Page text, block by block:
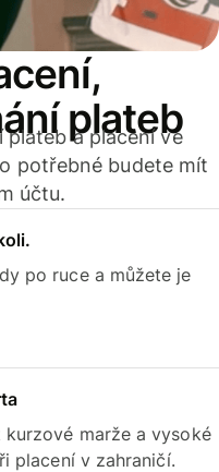
plateb
plateb a placení ve
potřebné budete mít
účtu.
po ruce a můžete je
marže a vysoké
placení v zahraničí.